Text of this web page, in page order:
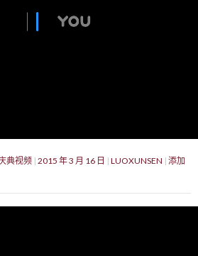
典视频 2015 年 3 月 16 日 LUOXUNSEN 添加